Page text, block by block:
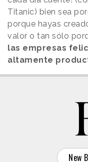
Titanic) bien sea
porque hayas
valor o tan sólo
las empresas
altamente
New